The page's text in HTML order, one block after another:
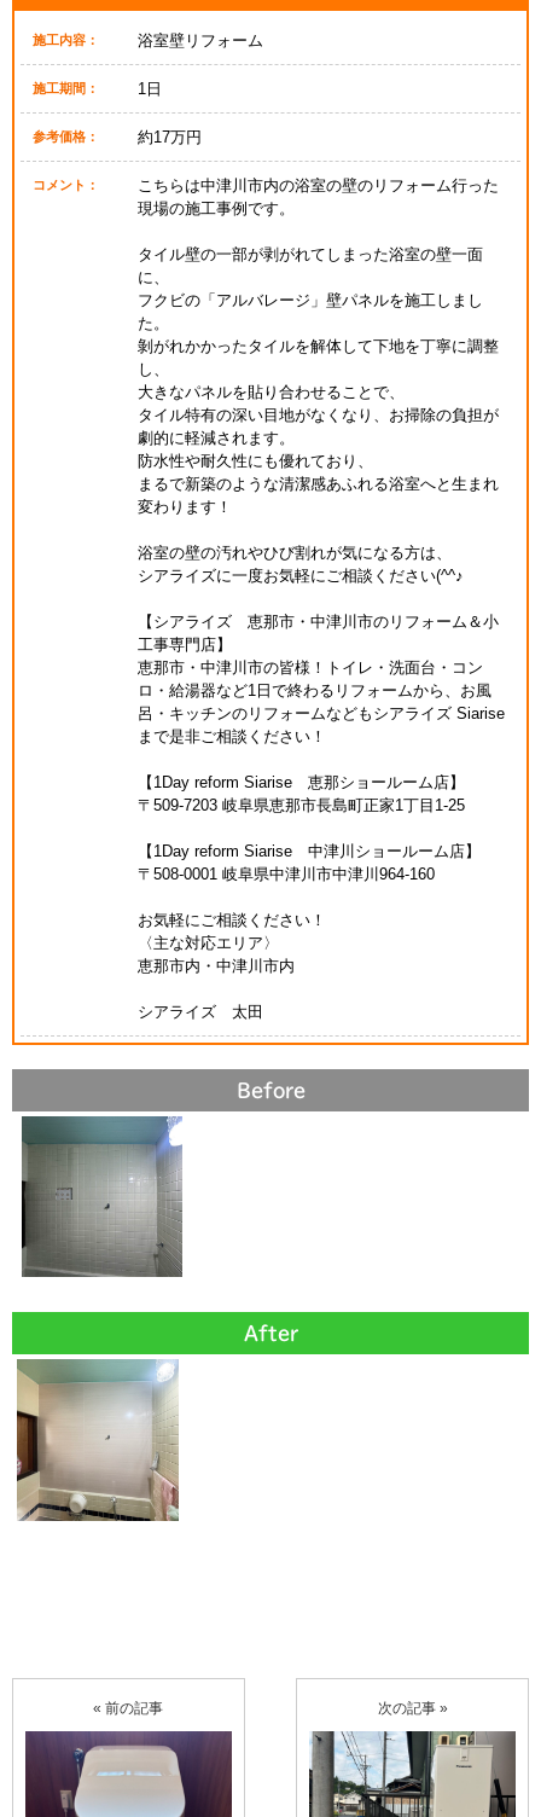
施工内容： 浴室壁リフォーム
施工期間： 1日
参考価格： 約17万円
コメント：
こちらは中津川市内の浴室の壁のリフォーム行った
現場の施工事例です。
タイル壁の一部が剥がれてしまった浴室の壁一面
に、
フクビの「アルバレージ」壁パネルを施工しまし
た。
剝がれかかったタイルを解体して下地を丁寧に調整
し、
大きなパネルを貼り合わせることで、
タイル特有の深い目地がなくなり、お掃除の負担が
劇的に軽減されます。
防水性や耐久性にも優れており、
まるで新築のような清潔感あふれる浴室へと生まれ
変わります！
浴室の壁の汚れやひび割れが気になる方は、
シアライズに一度お気軽にご相談ください(^^♪
【シアライズ 恵那市・中津川市のリフォーム＆小
工事専門店】
恵那市・中津川市の皆様！トイレ・洗面台・コン
ロ・給湯器など1日で終わるリフォームから、お風
呂・キッチンのリフォームなどもシアライズ Siarise
まで是非ご相談ください！
【1Day reform Siarise 恵那ショールーム店】
〒509-7203 岐阜県恵那市長島町正家1丁目1-25
【1Day reform Siarise 中津川ショールーム店】
〒508-0001 岐阜県中津川市中津川964-160
お気軽にご相談ください！
〈主な対応エリア〉
恵那市内・中津川市内
シアライズ 太田
Before
After
« 前の記事 次の記事 »